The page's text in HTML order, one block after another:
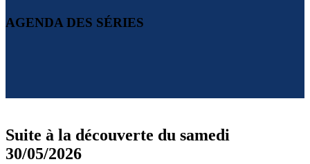
AGENDA DES SÉRIES
Suite à la découverte du samedi
30/05/2026